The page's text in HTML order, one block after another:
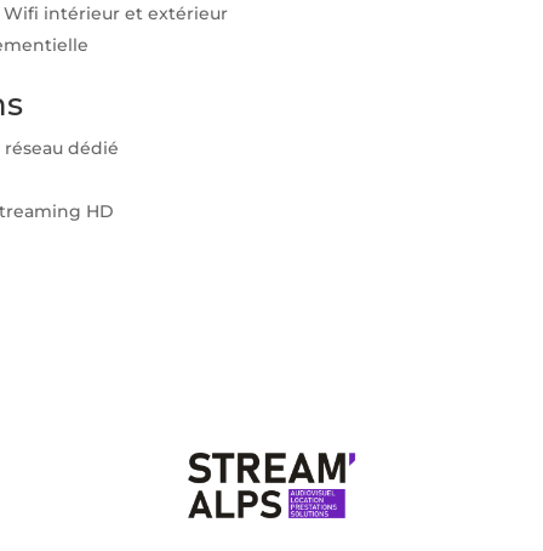
Wifi intérieur et extérieur
dédié
HD